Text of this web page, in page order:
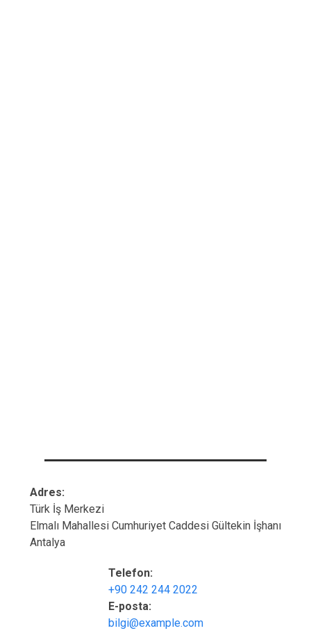
Adres:
Türk İş Merkezi
Elmalı Mahallesi Cumhuriyet Caddesi Gültekin İşhanı
Antalya
Telefon:
+90 242 244 2022
E-posta:
bilgi@example.com